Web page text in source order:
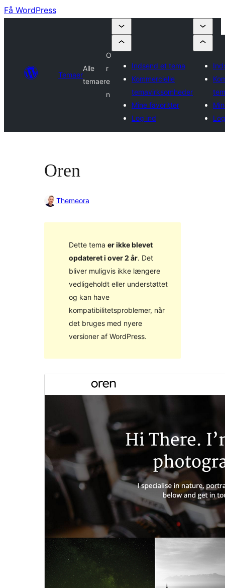
Få WordPress
Temaer
Alle
temaer
O
r
e
n
Indsend et tema
Kommercielle
temavirksomheder
Mine favoritter
Log ind
Oren
Themeora
Dette tema er ikke blevet
opdateret i over 2 år. Det
bliver muligvis ikke længere
vedligeholdt eller understøttet
og kan have
kompatibilitetsproblemer, når
det bruges med nyere
versioner af WordPress.